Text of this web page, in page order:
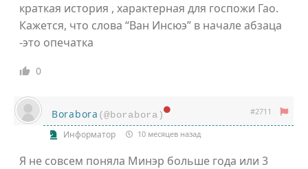
краткая история , характерная для госпожи Гао.
Кажется, что слова “Ван Инсюэ” в начале абзаца
-это опечатка
0
Borabora (@borabora) #2711
Информатор 10 месяцев назад
Я не совсем поняла Минэр больше года или 3